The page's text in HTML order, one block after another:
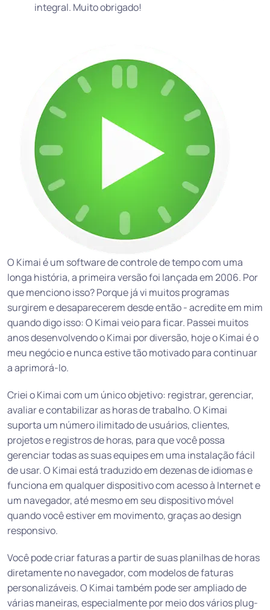
integral. Muito obrigado!
O Kimai é um software de controle de tempo com uma
longa história, a primeira versão foi lançada em 2006. Por
que menciono isso? Porque já vi muitos programas
surgirem e desaparecerem desde então - acredite em mim
quando digo isso: O Kimai veio para ficar. Passei muitos
anos desenvolvendo o Kimai por diversão, hoje o Kimai é o
meu negócio e nunca estive tão motivado para continuar
a aprimorá-lo.
Criei o Kimai com um único objetivo: registrar, gerenciar,
avaliar e contabilizar as horas de trabalho. O Kimai
suporta um número ilimitado de usuários, clientes,
projetos e registros de horas, para que você possa
gerenciar todas as suas equipes em uma instalação fácil
de usar. O Kimai está traduzido em dezenas de idiomas e
funciona em qualquer dispositivo com acesso à Internet e
um navegador, até mesmo em seu dispositivo móvel
quando você estiver em movimento, graças ao design
responsivo.
Você pode criar faturas a partir de suas planilhas de horas
diretamente no navegador, com modelos de faturas
personalizáveis. O Kimai também pode ser ampliado de
várias maneiras, especialmente por meio dos vários plug-